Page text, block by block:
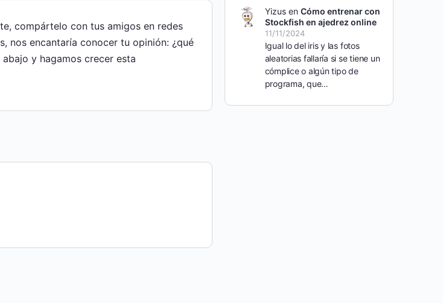
compártelo con tus amigos en redes
nos encantaría conocer tu opinión: ¿qué
y hagamos crecer esta
Yizusen Cómo entrenar con
Stockfish en ajedrez online
11/11/2024
Igual lo del iris y las fotos
aleatorias fallaría si se tiene un
cómplice o algún tipo de
programa, que…